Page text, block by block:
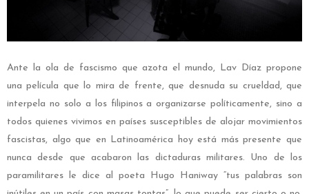
Ante la ola de fascismo que azota el mundo, Lav Díaz propone
una película que lo mira de frente, que desnuda su crueldad, que
interpela no solo a los filipinos a organizarse políticamente, sino a
todos quienes vivimos en países susceptibles de alojar movimientos
fascistas, algo que en Latinoamérica hoy está más presente que
nunca desde que acabaron las dictaduras militares. Uno de los
paramilitares le dice al poeta Hugo Haniway “tus palabras son